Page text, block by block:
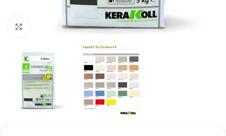
Κλικ για μεγέθυνση